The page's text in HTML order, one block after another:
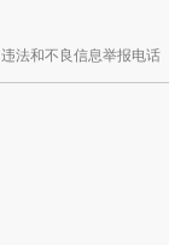
违法和不良信息举报电